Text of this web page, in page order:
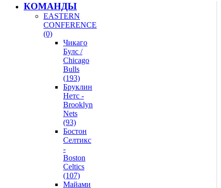
КОМАНДЫ
EASTERN
CONFERENCE
(0)
Чикаго
Булс /
Chicago
Bulls
(193)
Бруклин
Нетс -
Brooklyn
Nets
(93)
Бостон
Селтикс
-
Boston
Celtics
(107)
Майами